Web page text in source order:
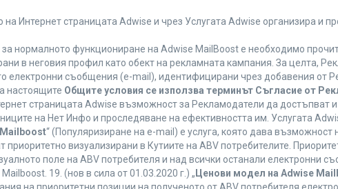
Интернет страницата Adwise и чрез Услугата Adwise организира и
за нормалното функциониране на Adwise MailBoost е необходимо
в неговия профил като обект на рекламната кампания. За целта,
електронни съобщения (e-mail), идентифицирани чрез добавения от
настоящите Общите условия се използва терминът Съгласие от
страницата Adwise възможност за Рекламодатели да достъпват
на Нет Инфо и проследяване на ефективността им. Услугата
“ (Популяризиране на e-mail) е услуга, която дава възможност
визуализирани в Кутиите на ABV потребителите.
поле на ABV потребителя и над всички останали електронни
19. (нов в сила от 01.03.2020 г.) „ Ценови модел на Adwise
на приоритетни позиции на полученото от ABV потребителя